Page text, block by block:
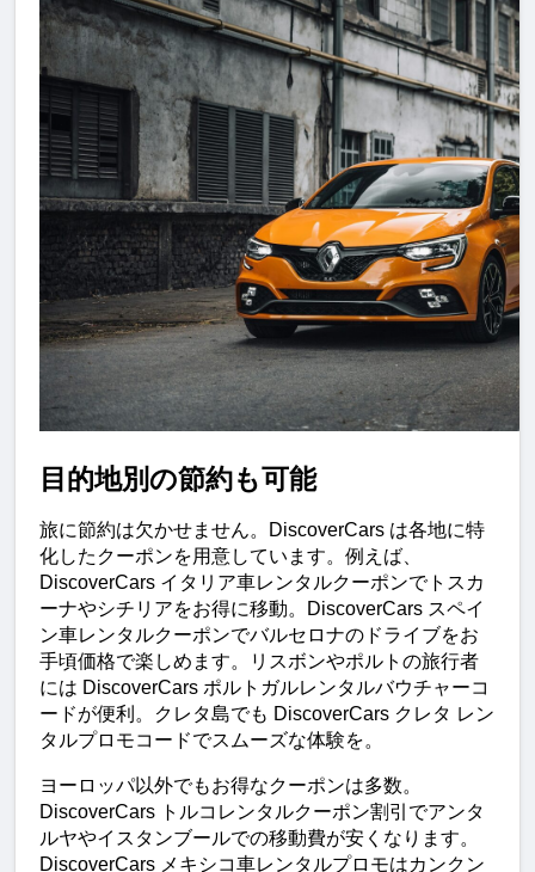
目的地別の節約も可能
旅に節約は欠かせません。DiscoverCars は各地に特
化したクーポンを用意しています。例えば、
DiscoverCars イタリア車レンタルクーポンでトスカ
ーナやシチリアをお得に移動。DiscoverCars スペイ
ン車レンタルクーポンでバルセロナのドライブをお
手頃価格で楽しめます。リスボンやポルトの旅行者
には DiscoverCars ポルトガルレンタルバウチャーコ
ードが便利。クレタ島でも DiscoverCars クレタ レン
タルプロモコードでスムーズな体験を。
ヨーロッパ以外でもお得なクーポンは多数。
DiscoverCars トルコレンタルクーポン割引でアンタ
ルヤやイスタンブールでの移動費が安くなります。
DiscoverCars メキシコ車レンタルプロモはカンクン